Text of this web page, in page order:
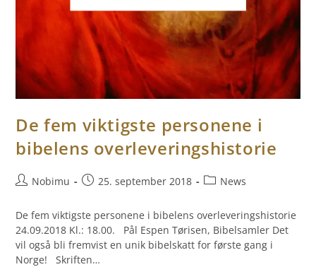
De fem viktigste personene i
bibelens overleveringshistorie
Nobimu 25. september 2018 News
De fem viktigste personene i bibelens overleveringshistorie
24.09.2018 Kl.: 18.00. Pål Espen Tørisen, Bibelsamler Det
vil også bli fremvist en unik bibelskatt for første gang i
Norge! Skriften…